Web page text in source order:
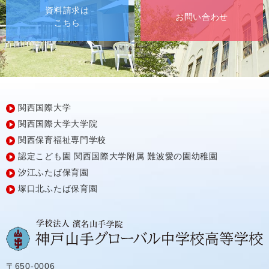
資料請求は
こちら
お問い合わせ
関西国際大学
関西国際大学大学院
関西保育福祉専門学校
認定こども園 関西国際大学附属 難波愛の園幼稚園
汐江ふたば保育園
塚口北ふたば保育園
〒650-0006